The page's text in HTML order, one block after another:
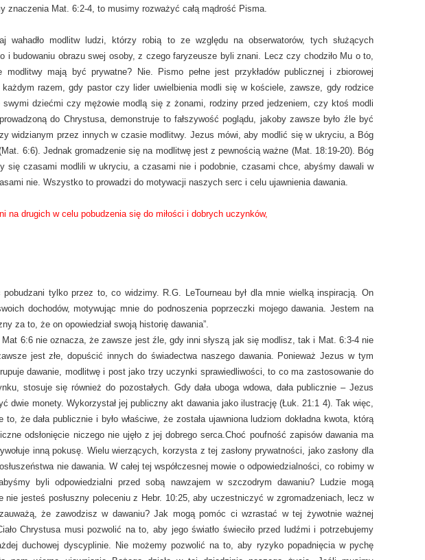
znaczenia Mat. 6:2-4, to musimy rozważyć całą mądrość Pisma.
wahadło modlitw ludzi, którzy robią to ze względu na obserwatorów, tych służących
i budowaniu obrazu swej osoby, z czego faryzeusze byli znani. Lecz czy chodziło Mu o to,
modlitwy mają być prywatne? Nie. Pismo pełne jest przykładów publicznej i zbiorowej
każdym razem, gdy pastor czy lider uwielbienia modli się w kościele, zawsze, gdy rodzice
swymi dziećmi czy mężowie modlą się z żonami, rodziny przed jedzeniem, czy ktoś modli
do Chrystusa, demonstruje to fałszywość poglądu, jakoby zawsze było źle być
widzianym przez innych w czasie modlitwy. Jezus mówi, aby modlić się w ukryciu, a Bóg
6:6). Jednak gromadzenie się na modlitwę jest z pewnością ważne (Mat. 18:19-20). Bóg
się czasami modlili w ukryciu, a czasami nie i podobnie, czasami chce, abyśmy dawali w
nie. Wszystko to prowadzi do motywacji naszych serc i celu ujawnienia dawania.
na drugich w celu pobudzenia się do miłości i dobrych uczynków,
pobudzani tylko przez to, co widzimy. R.G. LeTourneau był dla mnie wielką inspiracją. On
dochodów, motywując mnie do podnoszenia poprzeczki mojego dawania. Jestem na
za to, że on opowiedział swoją historię dawania”.
Mat 6:6 nie oznacza, że zawsze jest źle, gdy inni słyszą jak się modlisz, tak i Mat. 6:3-4 nie
jest złe, dopuścić innych do świadectwa naszego dawania. Ponieważ Jezus w tym
dawanie, modlitwę i post jako trzy uczynki sprawiedliwości, to co ma zastosowanie do
stosuje się również do pozostałych. Gdy dała uboga wdowa, dała publicznie – Jezus
dwie monety. Wykorzystał jej publiczny akt dawania jako ilustrację (Łuk. 21:1 4). Tak więc,
to, że dała publicznie i było właściwe, że została ujawniona ludziom dokładna kwota, którą
odsłonięcie niczego nie ujęło z jej dobrego serca.Choć poufność zapisów dawania ma
inną pokusę. Wielu wierzących, korzysta z tej zasłony prywatności, jako zasłony dla
nie dawania. W całej tej współczesnej mowie o odpowiedzialności, co robimy w
byli odpowiedzialni przed sobą nawzajem w szczodrym dawaniu? Ludzie mogą
nie jesteś posłuszny poleceniu z Hebr. 10:25, aby uczestniczyć w zgromadzeniach, lecz w
że zawodzisz w dawaniu? Jak mogą pomóc ci wzrastać w tej żywotnie ważnej
Chrystusa musi pozwolić na to, aby jego światło świeciło przed ludźmi i potrzebujemy
duchowej dyscyplinie. Nie możemy pozwolić na to, aby ryzyko popadnięcia w pychę